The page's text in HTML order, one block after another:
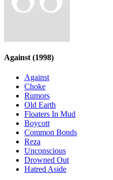
Against (1998)
Against
Choke
Rumors
Old Earth
Floaters In Mud
Boycott
Common Bonds
Reza
Unconscious
Drowned Out
Hatred Aside